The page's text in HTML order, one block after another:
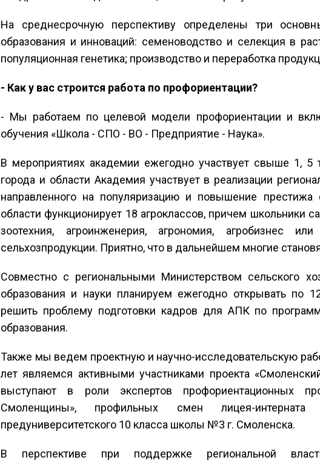
На среднесрочную перспективу определены три
образования и инноваций: семеноводство и селекция в
популяционная генетика; производство и переработка
- Как у вас строится работа по профориентации?
- Мы работаем по целевой модели профориентации и
обучения «Школа - СПО - ВО - Предприятие - Наука».
В мероприятиях академии ежегодно участвует свыше 1,
города и области Академия участвует в реализации
направленного на популяризацию и повышение престижа
области функционирует 18 агроклассов, причем школьники
зоотехния, агроинженерия, агрономия, агробизнес
сельхозпродукции. Приятно, что в дальнейшем многие
Совместно с региональными Министерством сельского
образования и науки планируем ежегодно открывать по
решить проблему подготовки кадров для АПК по
образования.
Также мы ведем проектную и научно-исследовательскую
лет являемся активными участниками проекта
выступают в роли экспертов профориентационных
Смоленщины», профильных смен лицея-
предуниверситетского 10 класса школы №3 г. Смоленска.
В перспективе при поддержке региональной